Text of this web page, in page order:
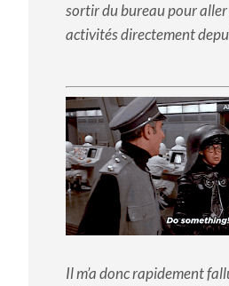
sortir du bureau pour
activités directement
Il m’a donc rapidement